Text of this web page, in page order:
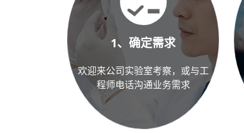
1、确定需求
欢迎来公司实验室考察，或与工
程师电话沟通业务需求